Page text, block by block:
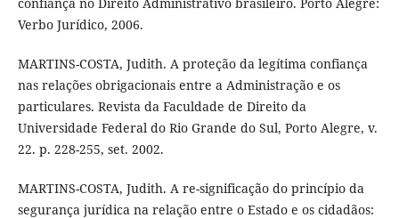
Verbo Jurídico, 2006.
MARTINS-COSTA, Judith. A proteção da legítima confiança
nas relações obrigacionais entre a Administração e os
particulares. Revista da Faculdade de Direito da
Universidade Federal do Rio Grande do Sul, Porto Alegre, v.
22. p. 228-255, set. 2002.
MARTINS-COSTA, Judith. A re-significação do princípio da
segurança jurídica na relação entre o Estado e os cidadãos: